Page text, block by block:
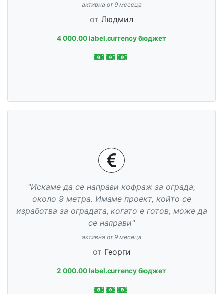
активна от 9 месеца
от Людмил
4 000.00 label.currency бюджет
"Искаме да се направи кофраж за ограда,
около 9 метра. Имаме проект, който се
изработва за оградата, когато е готов, може да
се направи"
активна от 9 месеца
от Георги
2 000.00 label.currency бюджет